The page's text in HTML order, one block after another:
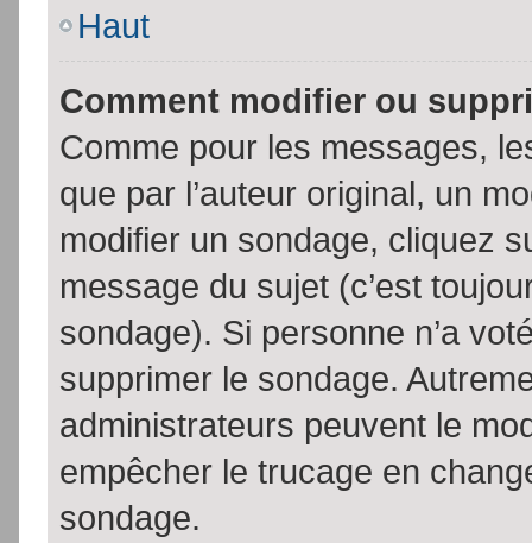
Haut
Comment modifier ou
Comme pour les messages,
que par l’auteur original, un
modifier un sondage, cliquez
message du sujet (c’est
sondage). Si personne n’a
supprimer le sondage.
administrateurs peuvent le
empêcher le trucage en
sondage.